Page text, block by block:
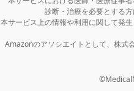
診断・治療を必要とする
本サービス上の情報や利用に関して発
Amazonのアソシエイトとして、株式